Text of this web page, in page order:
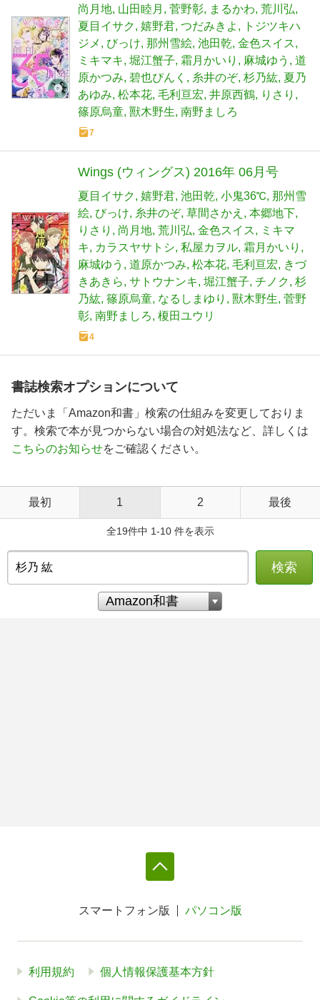
尚月地 山田睦月 菅野彰 まるかわ 荒川弘
夏目イサク 嬉野君 つだみきよ
トジツキハ
ジメ
びっけ 那州雪絵 池田乾 金色スイス
ミキマキ 堀江蟹子 霜月かいり 麻城ゆう
道
原かつみ 碧也ぴんく 糸井のぞ 杉乃紘 夏乃
あゆみ 松本花 毛利亘宏 井原西鶴
りさり
篠原烏童 獸木野生 南野ましろ
7
Wings (ウィングス) 2016年 06月号
夏目イサク 嬉野君 池田乾 小鬼36℃ 那州雪
絵 びっけ 糸井のぞ 草間さかえ
本郷地下
りさり
尚月地 荒川弘 金色スイス
ミキマ
キ
カラスヤサトシ 私屋カヲル 霜月かいり
麻城ゆう
道原かつみ 松本花 毛利亘宏
きづ
きあきら サトウナンキ 堀江蟹子 チノク 杉
乃紘 篠原烏童 なるしまゆり 獸木野生 菅野
彰 南野ましろ 榎田ユウリ
4
書誌検索オプションについて
ただいま「Amazon和書」検索の仕組みを変更しておりま
す。検索で本が見つからない場合の対処法など、詳しくは
こちらのお知らせをご確認ください。
最初 1 2 最後
全19件中 1-10 件を表示
検索
スマートフォン版 パソコン版
利用規約 個人情報保護基本方針